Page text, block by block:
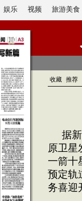
娱乐 视频 旅游美食
收藏 推荐
据
原卫星
一箭十
预定轨
务喜迎